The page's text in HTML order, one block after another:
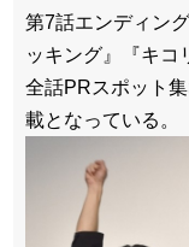
第7話エンディン
ッキング』『キコ
全話PRスポット
載となっている。